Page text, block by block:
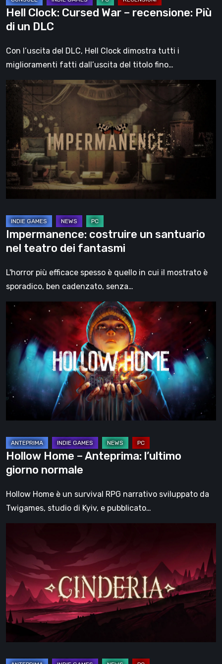
Hell Clock: Cursed War – recensione: Più
di un DLC
Con l’uscita del DLC, Hell Clock dimostra tutti i
miglioramenti fatti dall’uscita del titolo fino…
Impermanence:
costruire
santuario
nel
teatro
fantasmi
Impermanence: costruire un santuario
nel teatro dei fantasmi
L'horror più efficace spesso è quello in cui il mostrato è
sporadico, ben cadenzato, senza…
Hollow
Home
Anteprima:
l’ultimo
giorno
normale
Hollow Home – Anteprima: l’ultimo
giorno normale
Hollow Home è un survival RPG narrativo sviluppato da
Twigames, studio di Kyiv, e pubblicato…
provato
l’Early
Access:
una
fiaba
oscura